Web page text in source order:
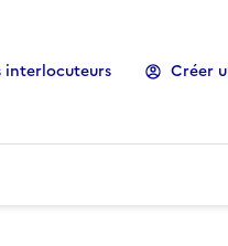
interlocuteurs Créer